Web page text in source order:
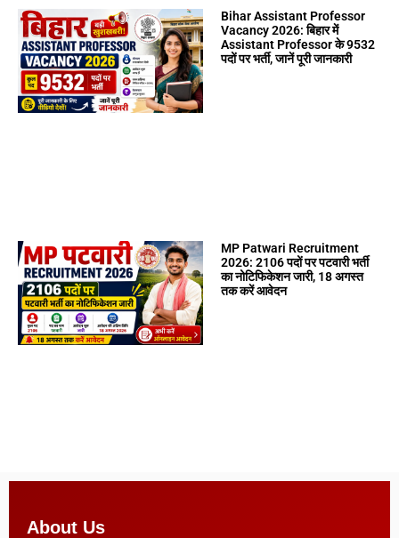
Bihar Assistant Professor
Vacancy 2026: बिहार में
Assistant Professor के 9532
पदों पर भर्ती, जानें पूरी जानकारी
MP Patwari Recruitment
2026: 2106 पदों पर पटवारी भर्ती
का नोटिफिकेशन जारी, 18 अगस्त
तक करें आवेदन
About Us